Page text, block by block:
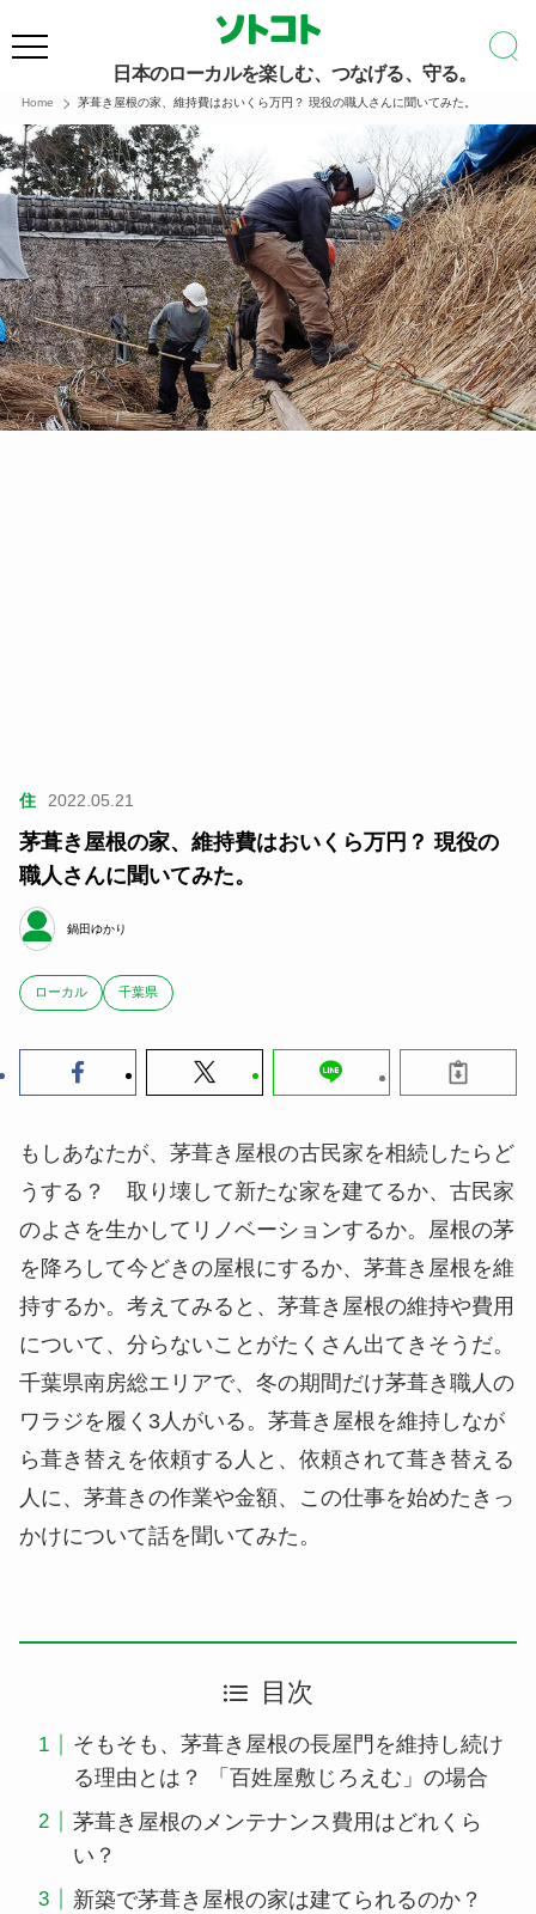
日本のローカルを楽しむ、つなげる、守る。
Home 茅葺き屋根の家、維持費はおいくら万円？ 現役の職人さんに聞いてみた。
住 2022.05.21
茅葺き屋根の家、維持費はおいくら万円？ 現役の
職人さんに聞いてみた。
鍋田ゆかり
ローカル 千葉県
もしあなたが、茅葺き屋根の古民家を相続したらど
うする？ 取り壊して新たな家を建てるか、古民家
のよさを生かしてリノベーションするか。屋根の茅
を降ろして今どきの屋根にするか、茅葺き屋根を維
持するか。考えてみると、茅葺き屋根の維持や費用
について、分らないことがたくさん出てきそうだ。
千葉県南房総エリアで、冬の期間だけ茅葺き職人の
ワラジを履く3人がいる。茅葺き屋根を維持しなが
ら葺き替えを依頼する人と、依頼されて葺き替える
人に、茅葺きの作業や金額、この仕事を始めたきっ
かけについて話を聞いてみた。
目次
そもそも、茅葺き屋根の長屋門を維持し続け
る理由とは？ 「百姓屋敷じろえむ」の場合
茅葺き屋根のメンテナンス費用はどれくら
い？
新築で茅葺き屋根の家は建てられるのか？